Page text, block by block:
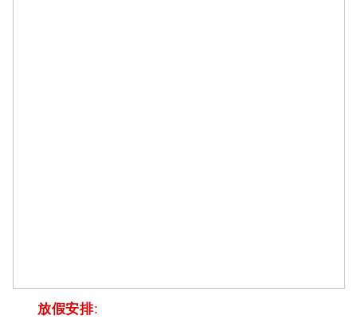
放假安排: